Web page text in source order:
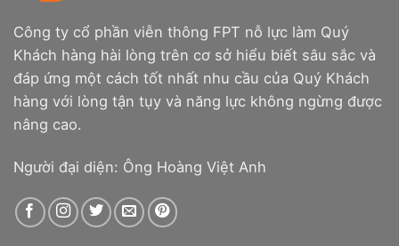
Công ty cổ phần viễn thông FPT nỗ lực làm Quý
Khách hàng hài lòng trên cơ sở hiểu biết sâu sắc và
đáp ứng một cách tốt nhất nhu cầu của Quý Khách
hàng với lòng tận tụy và năng lực không ngừng được
nâng cao.
Người đại diện: Ông Hoàng Việt Anh